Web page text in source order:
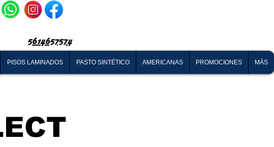
5614657574
PISOS LAMINADOS PASTO SINTÉTICO AMERICANAS PROMOCIONES MÁS